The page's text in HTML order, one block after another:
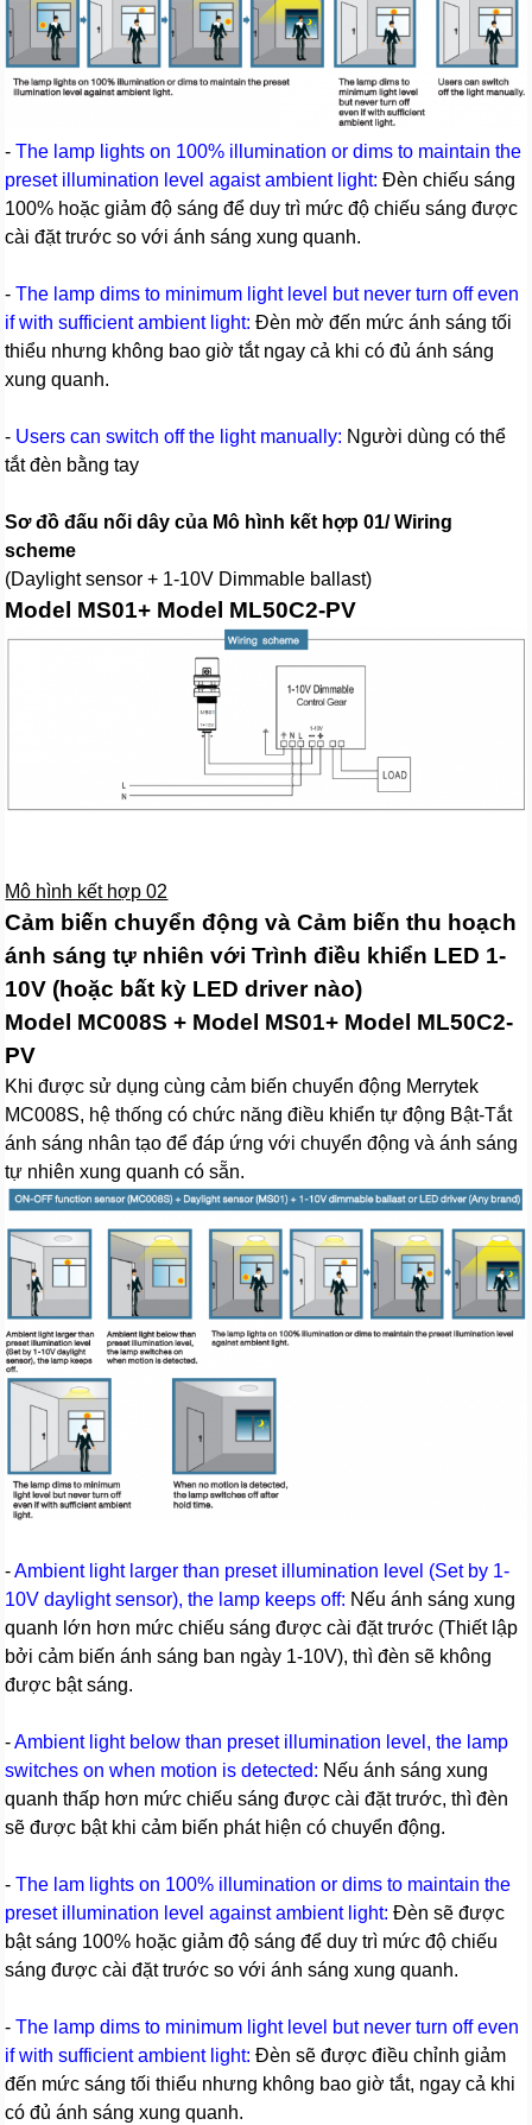
-The lamp lights on 100% illumination or dims to maintain the
preset illumination level agaist ambient light: Đèn chiếu sáng
100% hoặc giảm độ sáng để duy trì mức độ chiếu sáng được
cài đặt trước so với ánh sáng xung quanh.
-The lamp dims to minimum light level but never turn off even
if with sufficient ambient light: Đèn mờ đến mức ánh sáng tối
thiểu nhưng không bao giờ tắt ngay cả khi có đủ ánh sáng
xung quanh.
- Users can switch off the light manually: Người dùng có thể
tắt đèn bằng tay
Sơ đồ đấu nối dây của Mô hình kết hợp 01/ Wiring
scheme
(Daylight sensor + 1-10V Dimmable ballast)
Model MS01+ Model ML50C2-PV
Mô hình kết hợp 02
Cảm biến chuyển động và Cảm biến thu hoạch
ánh sáng tự nhiên với Trình điều khiển LED 1-
10V (hoặc bất kỳ LED driver nào)
Model MC008S + Model MS01+ Model ML50C2-
PV
Khi được sử dụng cùng cảm biến chuyển động Merrytek
MC008S, hệ thống có chức năng điều khiển tự động Bật-Tắt
ánh sáng nhân tạo để đáp ứng với chuyển động và ánh sáng
tự nhiên xung quanh có sẵn.
-Ambient light larger than preset illumination level (Set by 1-
10V daylight sensor), the lamp keeps off: Nếu ánh sáng xung
quanh lớn hơn mức chiếu sáng được cài đặt trước (Thiết lập
bởi cảm biến ánh sáng ban ngày 1-10V), thì đèn sẽ không
được bật sáng.
-Ambient light below than preset illumination level, the lamp
switches on when motion is detected: Nếu ánh sáng xung
quanh thấp hơn mức chiếu sáng được cài đặt trước, thì đèn
sẽ được bật khi cảm biến phát hiện có chuyển động.
-The lam lights on 100% illumination or dims to maintain the
preset illumination level against ambient light: Đèn sẽ được
bật sáng 100% hoặc giảm độ sáng để duy trì mức độ chiếu
sáng được cài đặt trước so với ánh sáng xung quanh.
-The lamp dims to minimum light level but never turn off even
if with sufficient ambient light: Đèn sẽ được điều chỉnh giảm
đến mức sáng tối thiểu nhưng không bao giờ tắt, ngay cả khi
có đủ ánh sáng xung quanh.